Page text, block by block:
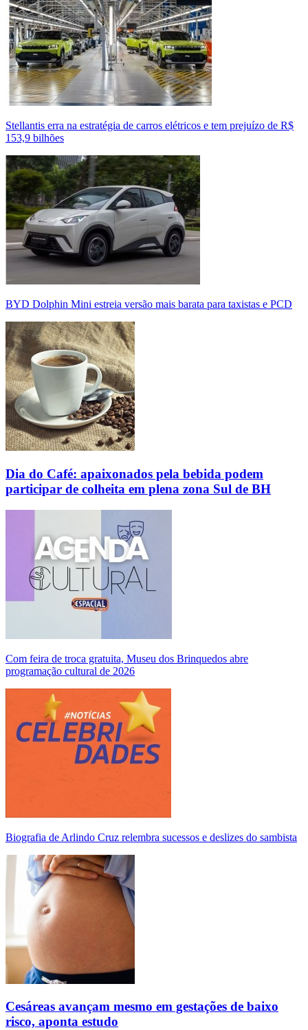
Stellantis erra na estratégia de carros elétricos e tem prejuízo de R$
153,9 bilhões
BYD Dolphin Mini estreia versão mais barata para taxistas e PCD
Dia do Café: apaixonados pela bebida podem
participar de colheita em plena zona Sul de BH
Com feira de troca gratuita, Museu dos Brinquedos abre
programação cultural de 2026
Biografia de Arlindo Cruz relembra sucessos e deslizes do sambista
Cesáreas avançam mesmo em gestações de baixo
risco, aponta estudo